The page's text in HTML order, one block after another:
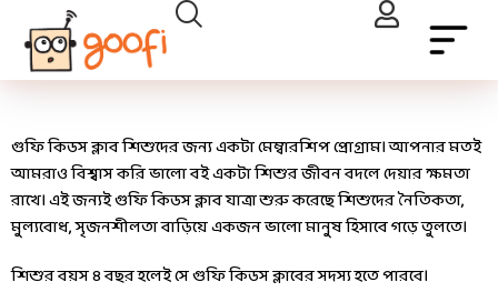
গুফি কিডস ক্লাব শিশুদের জন্য একটা মেম্বারশিপ প্রোগ্রাম। আপনার মতই
আমরাও বিশ্বাস করি ভালো বই একটা শিশুর জীবন বদলে দেয়ার ক্ষমতা
রাখে। এই জন্যই গুফি কিডস ক্লাব যাত্রা শুরু করেছে শিশুদের নৈতিকতা,
মুল্যবোধ, সৃজনশীলতা বাড়িয়ে একজন ভালো মানুষ হিসাবে গড়ে তুলতে।
শিশুর বয়স ৪ বছর হলেই সে গুফি কিডস ক্লাবের সদস্য হতে পারবে।